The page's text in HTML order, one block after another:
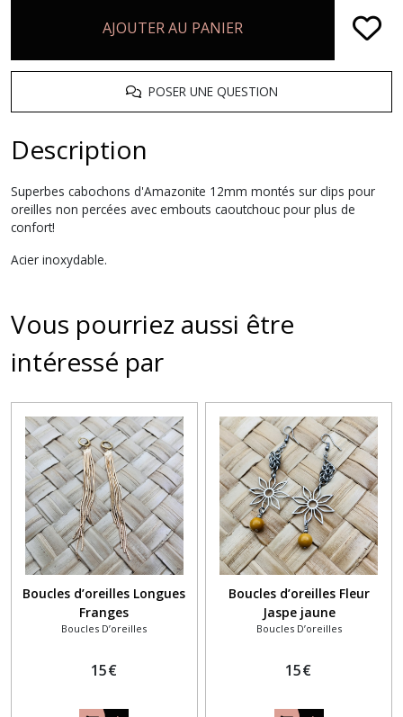
AJOUTER AU PANIER
POSER UNE QUESTION
Description
Superbes cabochons d'Amazonite 12mm montés sur clips pour
oreilles non percées avec embouts caoutchouc pour plus de
confort!
Acier inoxydable.
Vous pourriez aussi être
intéressé par
Boucles d’oreilles Longues
Franges
Boucles D’oreilles
15€
Boucles d’oreilles Fleur
Jaspe jaune
Boucles D’oreilles
15€